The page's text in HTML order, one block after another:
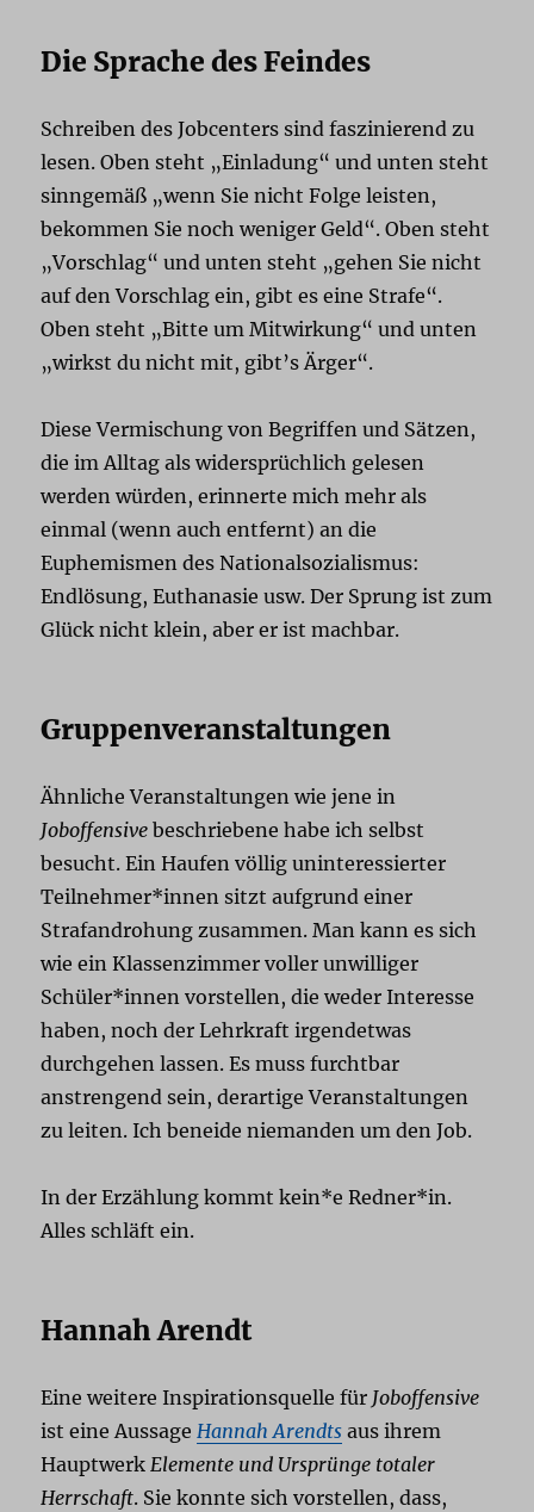
Die Sprache des Feindes
Schreiben des Jobcenters sind faszinierend zu
lesen. Oben steht „Einladung“ und unten steht
sinngemäß „wenn Sie nicht Folge leisten,
bekommen Sie noch weniger Geld“. Oben steht
„Vorschlag“ und unten steht „gehen Sie nicht
auf den Vorschlag ein, gibt es eine Strafe“.
Oben steht „Bitte um Mitwirkung“ und unten
„wirkst du nicht mit, gibt’s Ärger“.
Diese Vermischung von Begriffen und Sätzen,
die im Alltag als widersprüchlich gelesen
werden würden, erinnerte mich mehr als
einmal (wenn auch entfernt) an die
Euphemismen des Nationalsozialismus:
Endlösung, Euthanasie usw. Der Sprung ist zum
Glück nicht klein, aber er ist machbar.
Gruppenveranstaltungen
Ähnliche Veranstaltungen wie jene in
Joboffensive beschriebene habe ich selbst
besucht. Ein Haufen völlig uninteressierter
Teilnehmer*innen sitzt aufgrund einer
Strafandrohung zusammen. Man kann es sich
wie ein Klassenzimmer voller unwilliger
Schüler*innen vorstellen, die weder Interesse
haben, noch der Lehrkraft irgendetwas
durchgehen lassen. Es muss furchtbar
anstrengend sein, derartige Veranstaltungen
zu leiten. Ich beneide niemanden um den Job.
In der Erzählung kommt kein*e Redner*in.
Alles schläft ein.
Hannah Arendt
Eine weitere Inspirationsquelle für Joboffensive
ist eine Aussage Hannah Arendts aus ihrem
Hauptwerk Elemente und Ursprünge totaler
Herrschaft. Sie konnte sich vorstellen, dass,